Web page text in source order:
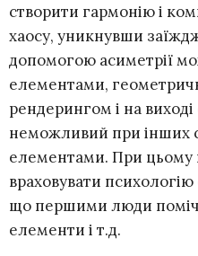
створити гармонію і
хаосу, уникнувши
допомогою асиметрії
елементами,
рендерингом і на
неможливий при інших
елементами. При цьому
враховувати
що першими люди
елементи і т.д.